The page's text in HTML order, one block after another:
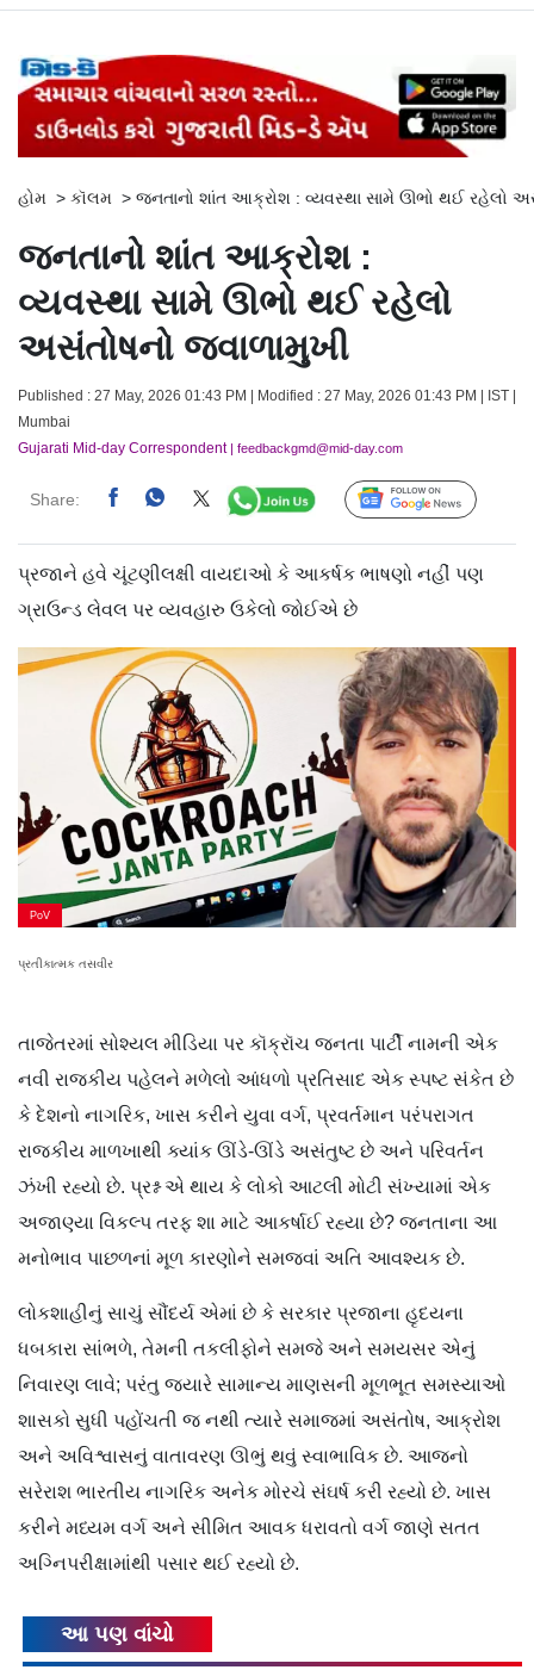
હોમ > કૉલમ > જનતાનો શાંત આક્રોશ : વ્યવસ્થા સામે ઊભો થઈ રહેલો
જનતાનો શાંત આક્રોશ :
વ્યવસ્થા સામે ઊભો થઈ રહેલો
અસંતોષનો જ્વાળામુખી
Published : 27 May, 2026 01:43 PM | Modified : 27 May, 2026 01:43 PM | IST |
Mumbai
Gujarati Mid-day Correspondent| feedbackgmd@mid-day.com
Share: Follow Us
પ્રજાને હવે ચૂંટણીલક્ષી વાયદાઓ કે આકર્ષક ભાષણો નહીં પણ
ગ્રાઉન્ડ લેવલ પર વ્યવહારુ ઉકેલો જોઈએ છે
PoV
પ્રતીકાત્મક તસવીર
તાજેતરમાં સોશ્યલ મીડિયા પર કૉક્રૉચ જનતા પાર્ટી નામની એક
નવી રાજકીય પહેલને મળેલો આંધળો પ્રતિસાદ એક સ્પષ્ટ સંકેત છે
કે દેશનો નાગરિક, ખાસ કરીને યુવા વર્ગ, પ્રવર્તમાન પરંપરાગત
રાજકીય માળખાથી ક્યાંક ઊંડે-ઊંડે અસંતુષ્ટ છે અને પરિવર્તન
ઝંખી રહ્યો છે. પ્રશ્ન એ થાય કે લોકો આટલી મોટી સંખ્યામાં એક
અજાણ્યા વિકલ્પ તરફ શા માટે આકર્ષાઈ રહ્યા છે? જનતાના આ
મનોભાવ પાછળનાં મૂળ કારણોને સમજવાં અતિ આવશ્યક છે.
લોકશાહીનું સાચું સૌંદર્ય એમાં છે કે સરકાર પ્રજાના હૃદયના
ધબકારા સાંભળે, તેમની તકલીફોને સમજે અને સમયસર એનું
નિવારણ લાવે; પરંતુ જ્યારે સામાન્ય માણસની મૂળભૂત સમસ્યાઓ
શાસકો સુધી પહોંચતી જ નથી ત્યારે સમાજમાં અસંતોષ, આક્રોશ
અને અવિશ્વાસનું વાતાવરણ ઊભું થવું સ્વાભાવિક છે. આજનો
સરેરાશ ભારતીય નાગરિક અનેક મોરચે સંઘર્ષ કરી રહ્યો છે. ખાસ
કરીને મધ્યમ વર્ગ અને સીમિત આવક ધરાવતો વર્ગ જાણે સતત
અગ્નિપરીક્ષામાંથી પસાર થઈ રહ્યો છે.
આ પણ વાંચો